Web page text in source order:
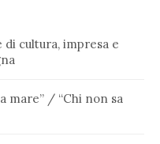
cultura, impresa e
mare” / “Chi non sa